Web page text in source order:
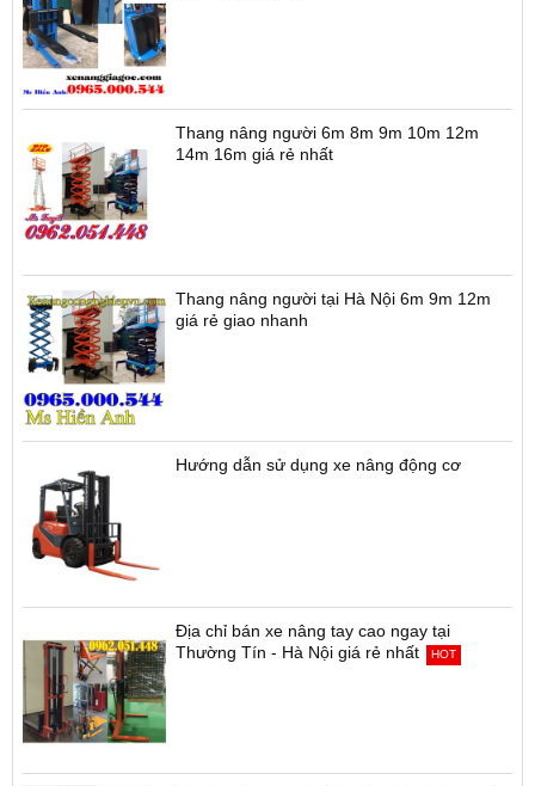
Thang nâng người 6m 8m 9m 10m 12m
14m 16m giá rẻ nhất
Thang nâng người tại Hà Nội 6m 9m 12m
giá rẻ giao nhanh
Hướng dẫn sử dụng xe nâng động cơ
Địa chỉ bán xe nâng tay cao ngay tại
Thường Tín - Hà Nội giá rẻ nhất
HOT